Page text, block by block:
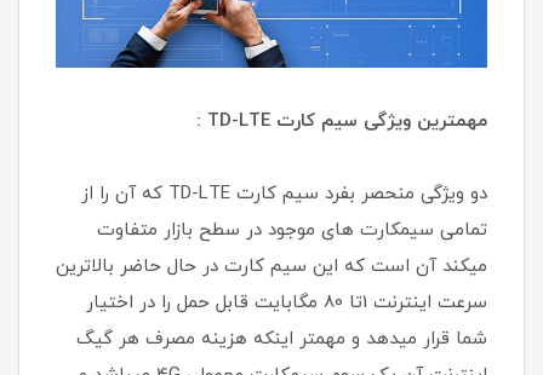
مهمترین ویژگی سیم کارت TD-LTE :
دو ویژگی منحصر بفرد سیم کارت TD-LTE که آن را از
تمامی سیمکارت های موجود در سطح بازار متفاوت
میکند آن است که این سیم کارت در حال حاضر بالاترین
سرعت اینترنت 1تا 80 مگابایت قابل حمل را در اختیار
شما قرار میدهد و مهمتر اینکه هزینه مصرف هر گیگ